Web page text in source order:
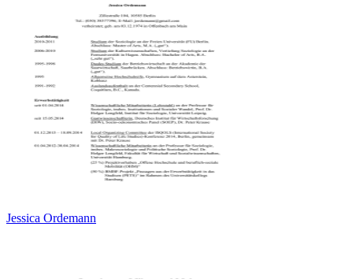
Jessica Ordemann